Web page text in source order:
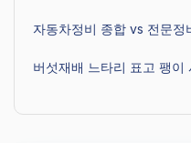
자동차정비 종합 vs 전문정
버섯재배 느타리 표고 팽이